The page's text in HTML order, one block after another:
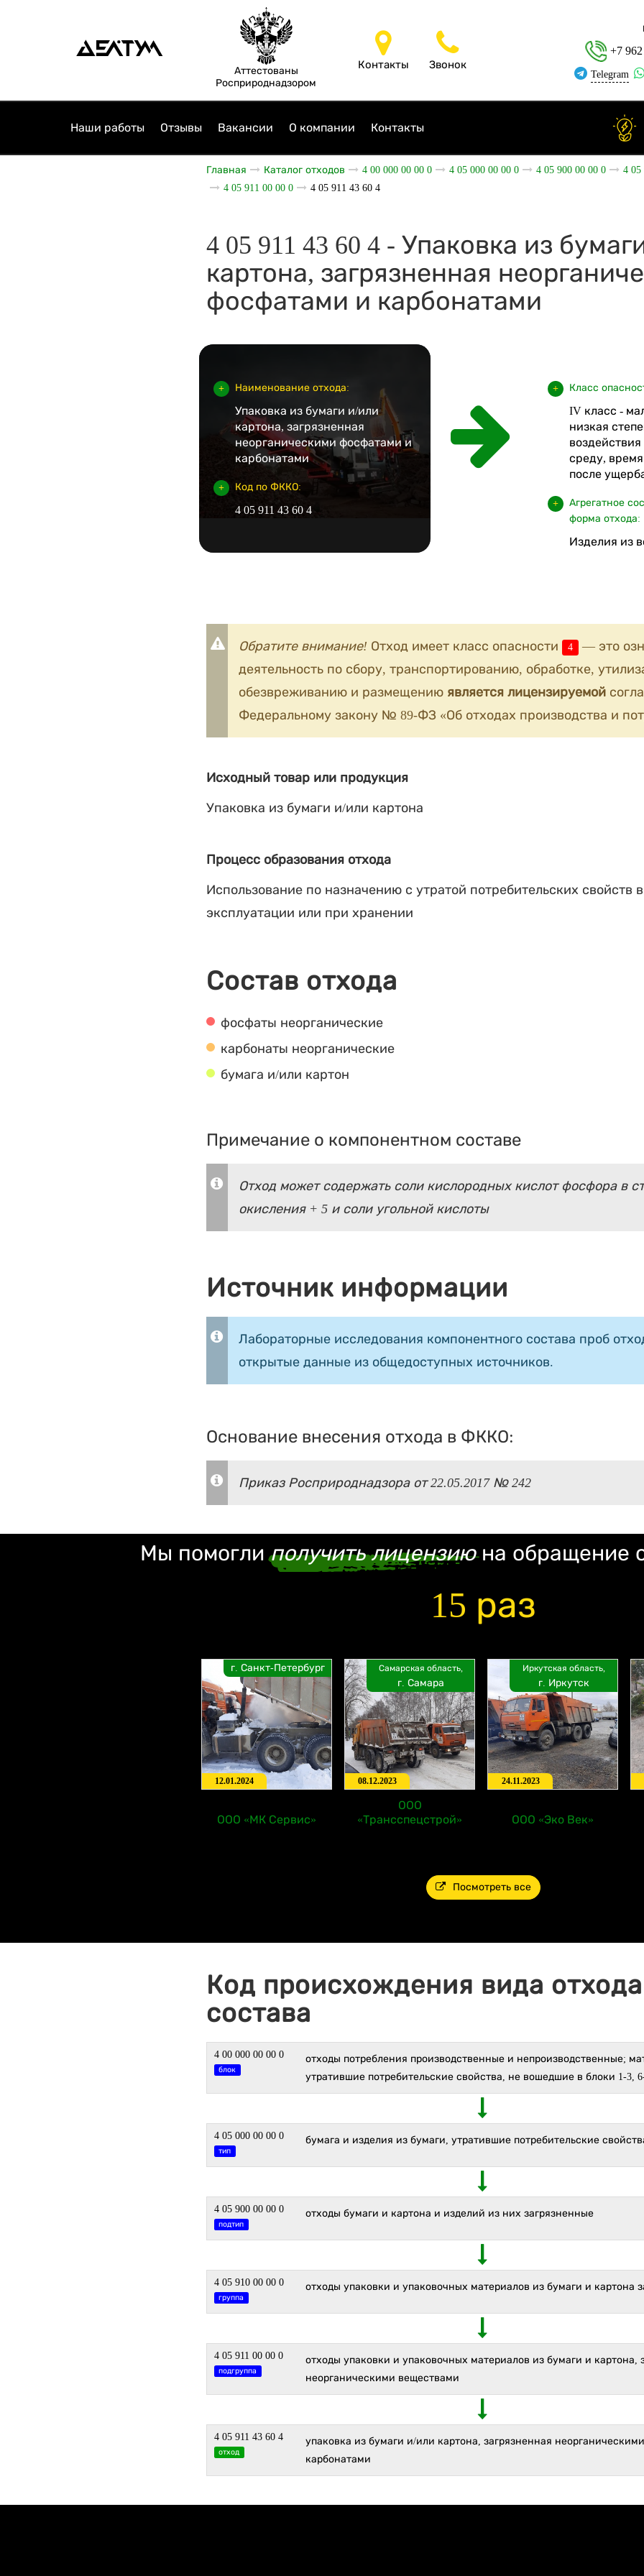
Аттестованы
Росприроднадзором
Контакты Звонок
+7
Telegram
Наши работы Отзывы Вакансии О компании Контакты
Главная Каталог отходов 4 00 000 00 00 0 4 05 000 00 00 0 4 05 900 00 00 0
4 05
4 05 911 00 00 0
4 05 911 43 60 4
4 05 911 43 60 4 - Упаковка из
картона, загрязненная
фосфатами и карбонатами
Наименование отхода:
Упаковка из бумаги и/или
картона, загрязненная
неорганическими фосфатами и
карбонатами
Код по ФККО:
4 05 911 43 60 4
Класс
IV класс -
низкая
среду,
после
Агрегатное
форма отхода:
Изделия из
Обратите внимание! Отход имеет класс опасности 4
— это
деятельность по сбору, транспортированию, обработке,
обезвреживанию и размещению является лицензируемой
Федеральному закону № 89-ФЗ «Об отходах производства и
Исходный товар или продукция
Упаковка из бумаги и/или картона
Процесс образования отхода
Использование по назначению с утратой потребительских свойств
эксплуатации или при хранении
Состав отхода
фосфаты неорганические
карбонаты неорганические
бумага и/или картон
Примечание о компонентном составе
Отход может содержать соли кислородных кислот фосфора в
окисления + 5 и соли угольной кислоты
Источник информации
Лабораторные исследования компонентного состава проб
открытые данные из общедоступных источников.
Основание внесения отхода в ФККО:
Приказ Росприроднадзора от 22.05.2017 № 242
Мы помоглиполучить лицензиюна обращение
15 раз
г. Санкт-Петербург
12.01.2024
ООО «МК Сервис»
Самарская область,
г. Самара
08.12.2023
ООО
«Трансспецстрой»
Иркутская область,
г. Иркутск
24.11.2023
ООО «Эко Век»
Посмотреть все
Код происхождения вида
состава
4 00 000 00 00 0
блок
отходы потребления производственные и непроизводственные;
утратившие потребительские свойства, не вошедшие в блоки 1-3,
4 05 000 00 00 0
тип
бумага и изделия из бумаги, утратившие потребительские
4 05 900 00 00 0
подтип
отходы бумаги и картона и изделий из них загрязненные
4 05 910 00 00 0
группа
отходы упаковки и упаковочных материалов из бумаги и картона
4 05 911 00 00 0
подгруппа
отходы упаковки и упаковочных материалов из бумаги и картона,
неорганическими веществами
4 05 911 43 60 4
отход
упаковка из бумаги и/или картона, загрязненная
карбонатами